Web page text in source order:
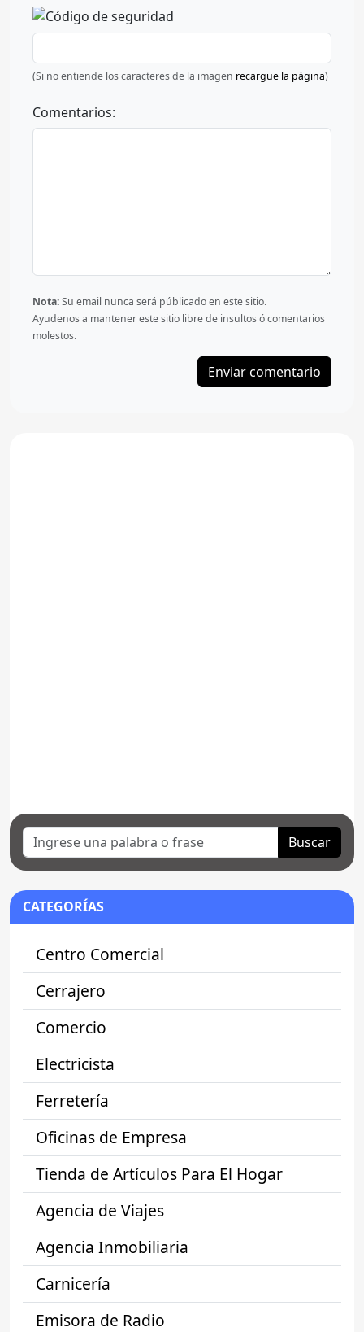
(Si no entiende los caracteres de la imagen recargue la página)
Comentarios:
Nota:Su email nunca será públicado en este sitio.
Ayudenos a mantener este sitio libre de insultos ó comentarios
molestos.
Buscar
CATEGORÍAS
Centro Comercial
Cerrajero
Comercio
Electricista
Ferretería
Oficinas de Empresa
Tienda de Artículos Para El Hogar
Agencia de Viajes
Agencia Inmobiliaria
Carnicería
Emisora de Radio